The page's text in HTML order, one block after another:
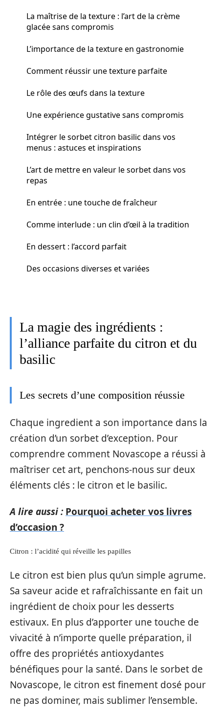
La maîtrise de la texture : l’art de la crème
glacée sans compromis
L’importance de la texture en gastronomie
Comment réussir une texture parfaite
Le rôle des œufs dans la texture
Une expérience gustative sans compromis
Intégrer le sorbet citron basilic dans vos
menus : astuces et inspirations
L’art de mettre en valeur le sorbet dans vos
repas
En entrée : une touche de fraîcheur
Comme interlude : un clin d’œil à la tradition
En dessert : l’accord parfait
Des occasions diverses et variées
La magie des ingrédients :
l’alliance parfaite du citron et du
basilic
Les secrets d’une composition réussie
Chaque ingredient a son importance dans la
création d’un sorbet d’exception. Pour
comprendre comment Novascope a réussi à
maîtriser cet art, penchons-nous sur deux
éléments clés : le citron et le basilic.
A lire aussi : Pourquoi acheter vos livres
d’occasion ?
Citron : l’acidité qui réveille les papilles
Le citron est bien plus qu’un simple agrume.
Sa saveur acide et rafraîchissante en fait un
ingrédient de choix pour les desserts
estivaux. En plus d’apporter une touche de
vivacité à n’importe quelle préparation, il
offre des propriétés antioxydantes
bénéfiques pour la santé. Dans le sorbet de
Novascope, le citron est finement dosé pour
ne pas dominer, mais sublimer l’ensemble.